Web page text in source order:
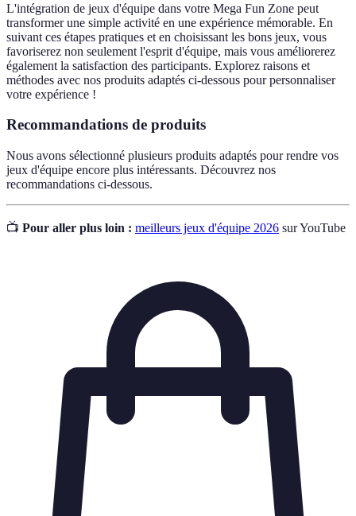
L'intégration de jeux d'équipe dans votre Mega Fun Zone peut
transformer une simple activité en une expérience mémorable. En
suivant ces étapes pratiques et en choisissant les bons jeux, vous
favoriserez non seulement l'esprit d'équipe, mais vous améliorerez
également la satisfaction des participants. Explorez raisons et
méthodes avec nos produits adaptés ci-dessous pour personnaliser
votre expérience !
Recommandations de produits
Nous avons sélectionné plusieurs produits adaptés pour rendre vos
jeux d'équipe encore plus intéressants. Découvrez nos
recommandations ci-dessous.
📺 Pour aller plus loin : meilleurs jeux d'équipe 2026 sur YouTube